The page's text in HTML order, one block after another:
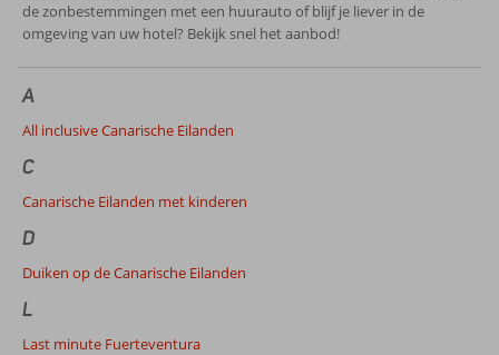
de zonbestemmingen met een huurauto of blijf je liever in de
omgeving van uw hotel? Bekijk snel het aanbod!
A
All inclusive Canarische Eilanden
C
Canarische Eilanden met kinderen
D
Duiken op de Canarische Eilanden
L
Last minute Fuerteventura